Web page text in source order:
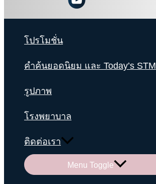
โปรโมชั่น
คำค้นยอดนิยม และ Today’s STM
รูปภาพ
โรงพยาบาล
ติดต่อเรา
Menu Toggle